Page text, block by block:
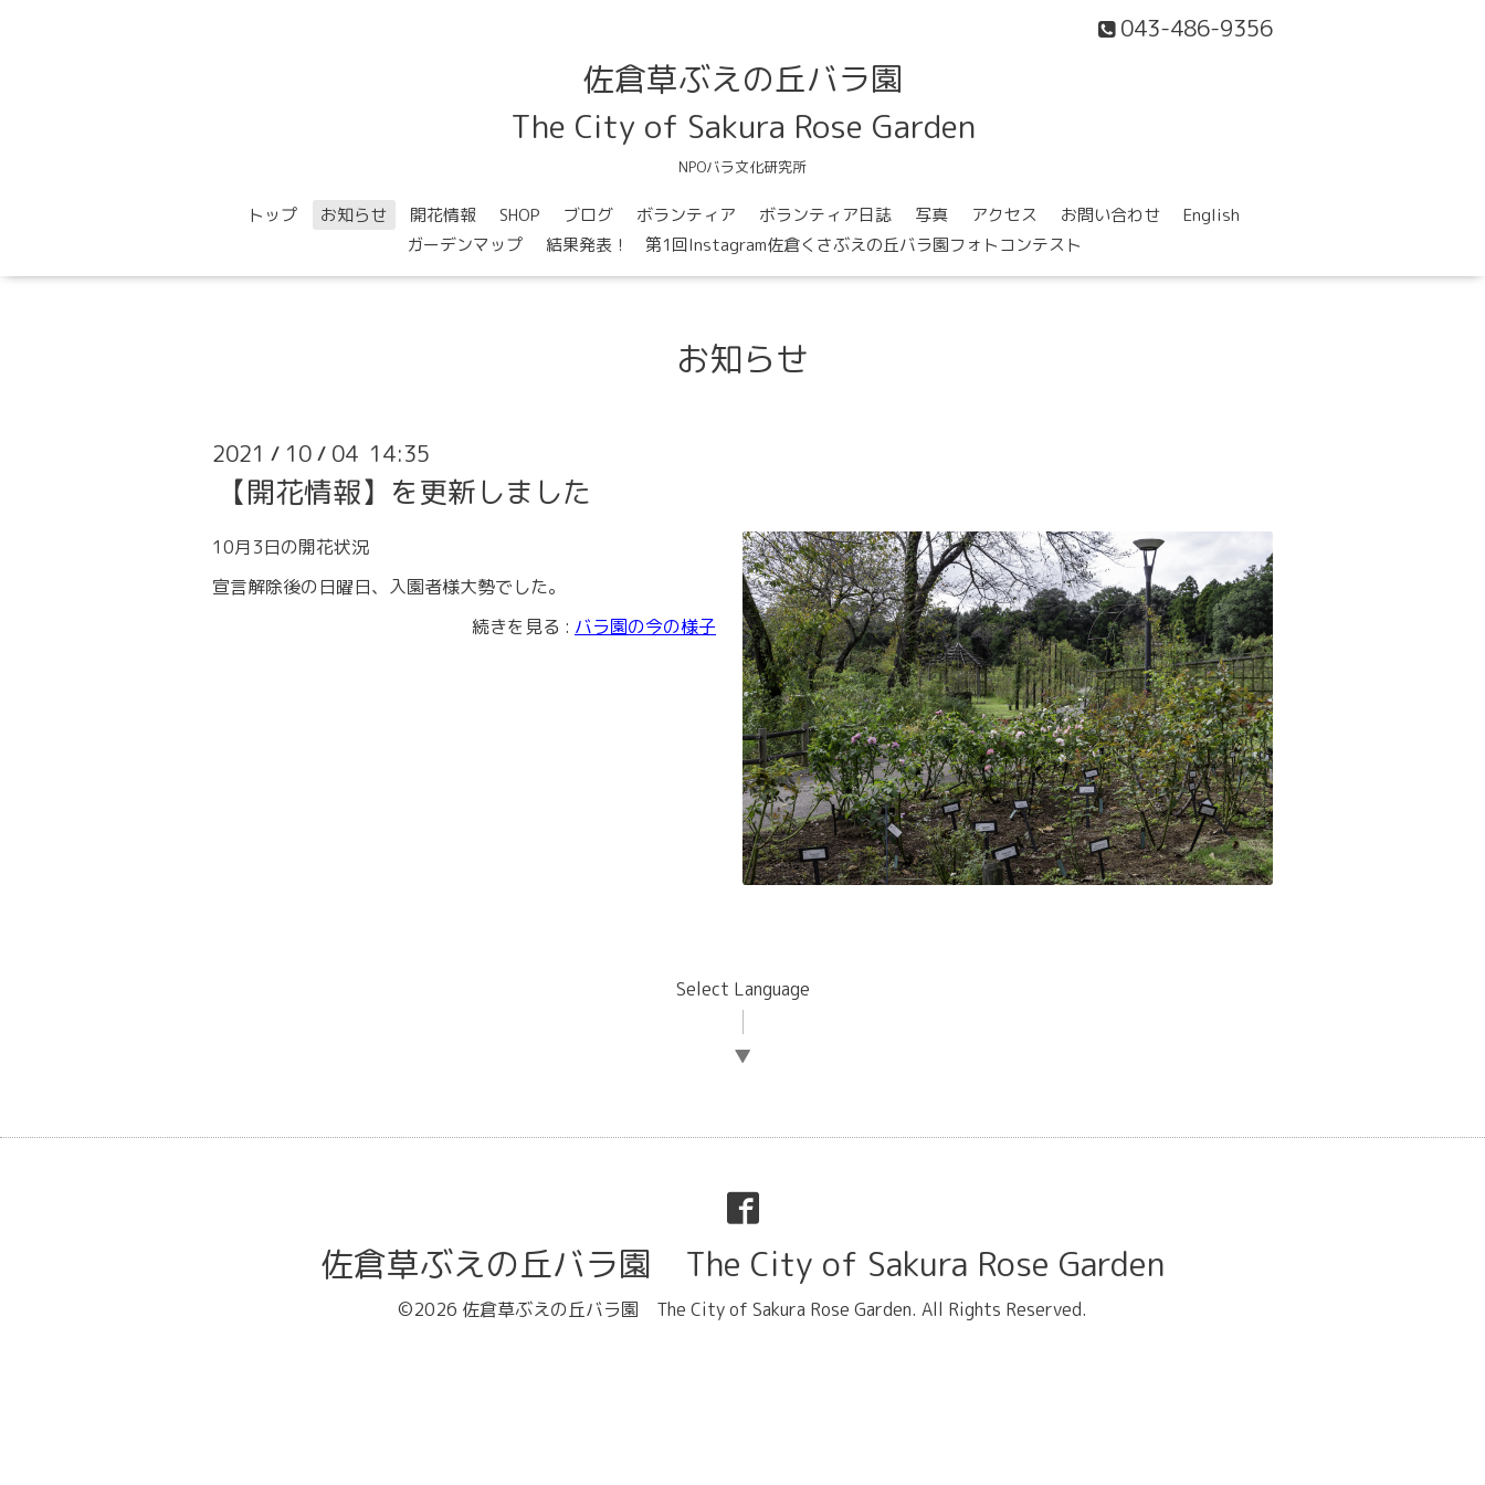
043-486-9356
佐倉草ぶえの丘バラ園
The City of Sakura Rose Garden
NPOバラ文化研究所
トップ お知らせ 開花情報 SHOP ブログ ボランティア ボランティア日誌 写真 アクセス お問い合わせ
English
ガーデンマップ
結果発表！ 第1回Instagram佐倉くさぶえの丘バラ園フォトコンテスト
お知らせ
2021 / 10 / 04 14:35
【開花情報】を更新しました
10月3日の開花状況
宣言解除後の日曜日、入園者様大勢でした。
続きを見る : バラ園の今の様子
Select Language
▼
佐倉草ぶえの丘バラ園 The City of Sakura Rose Garden
©2026 佐倉草ぶえの丘バラ園 The City of Sakura Rose Garden. All Rights Reserved.